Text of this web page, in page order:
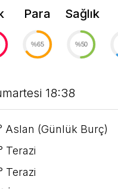
Para
%65
Sağlık
%50
18:38
Aslan (Günlük Burç)
Terazi
Terazi